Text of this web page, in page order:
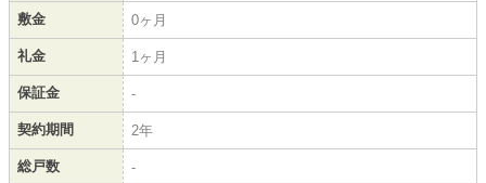
敷金 0ヶ月
礼金 1ヶ月
保証金 -
契約期間 2年
総戸数 -